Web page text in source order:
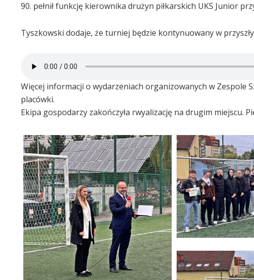
90. pełnił funkcję kierownika drużyn piłkarskich UKS Junior
Tyszkowski dodaje, że turniej będzie kontynuowany w
Więcej informacji o wydarzeniach organizowanych w Zespole
placówki.
Ekipa gospodarzy zakończyła rwyalizację na drugim miejscu.